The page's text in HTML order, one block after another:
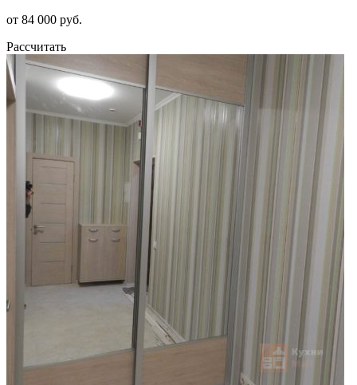
от 84 000 руб.
Рассчитать